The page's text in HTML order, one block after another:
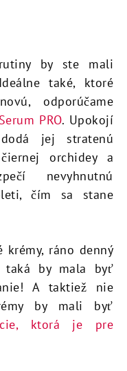
by ste mali
také, ktoré
odporúčame
PRO. Upokojí
jej stratenú
orchidey a
nevyhnutnú
čím sa stane
ráno denný
taká by mala byť
A taktiež nie
by mali byť
ktorá je pre